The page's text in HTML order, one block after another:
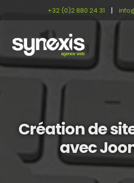
+32 (0)2 880 24 31 |
Création de
avec